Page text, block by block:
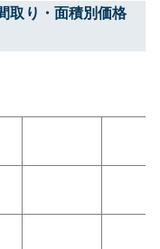
取り・面積別価格